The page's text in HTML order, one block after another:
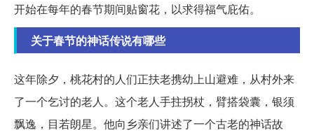
开始在每年的春节期间贴窗花，以求得福气庇佑。
关于春节的神话传说有哪些
这年除夕，桃花村的人们正扶老携幼上山避难，从村外来
了一个乞讨的老人。这个老人手拄拐杖，臂搭袋囊，银须
飘逸，目若朗星。他向乡亲们讲述了一个古老的神话故